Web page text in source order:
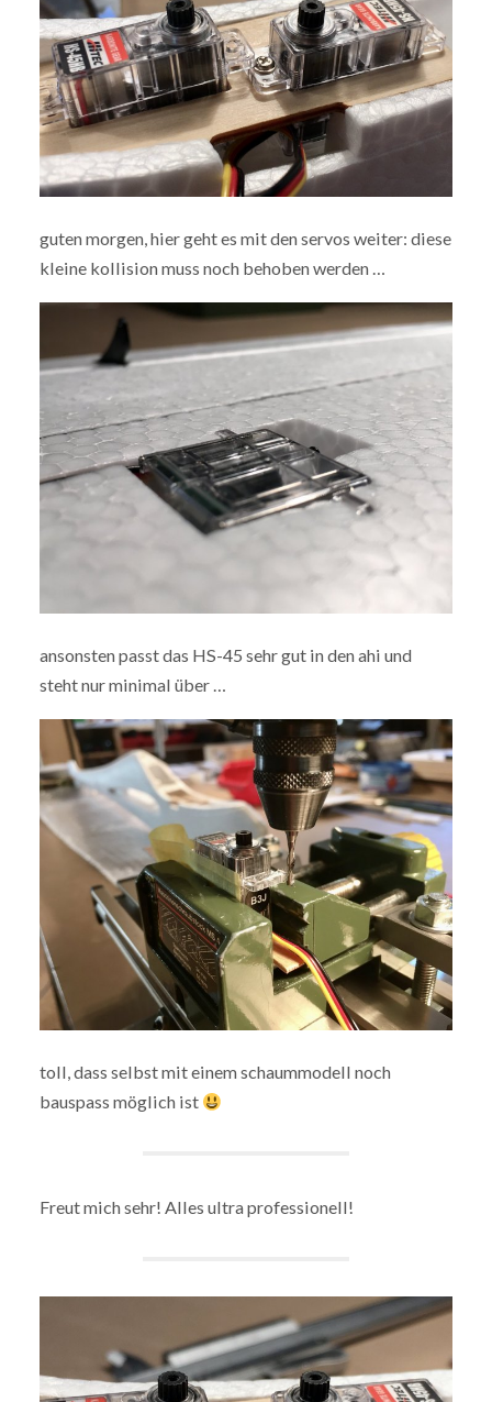
guten morgen, hier geht es mit den servos weiter: diese
kleine kollision muss noch behoben werden …
ansonsten passt das HS-45 sehr gut in den ahi und
steht nur minimal über …
toll, dass selbst mit einem schaummodell noch
bauspass möglich ist
Freut mich sehr! Alles ultra professionell!